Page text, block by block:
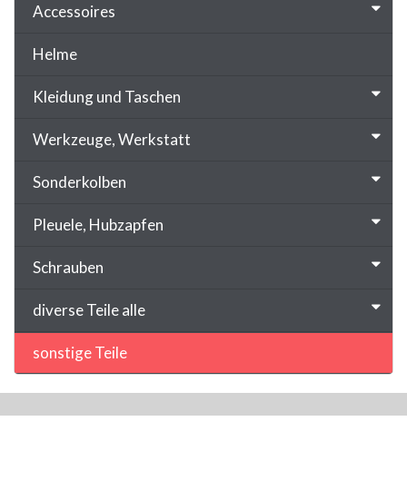
Accessoires
Helme
Kleidung und Taschen
Werkzeuge, Werkstatt
Sonderkolben
Pleuele, Hubzapfen
Schrauben
diverse Teile alle
sonstige Teile